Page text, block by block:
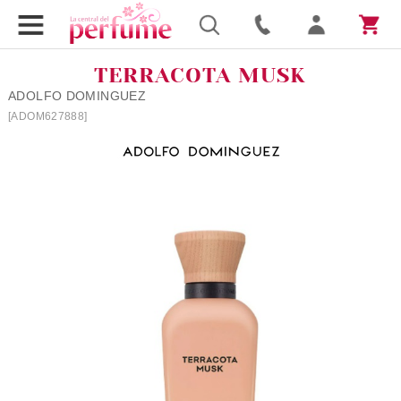
TERRACOTA MUSK
ADOLFO DOMINGUEZ
[ADOM627888]